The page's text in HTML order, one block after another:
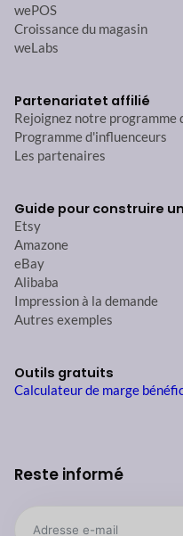
wePOS
Croissance du magasin
weLabs
Partenariatet affilié
Rejoignez notre
Programme d'influenceurs
Les partenaires
Guide pour construire un
Etsy
Amazone
eBay
Alibaba
Impression à la demande
Autres exemples
Outils gratuits
Calculateur de marge
Reste informé